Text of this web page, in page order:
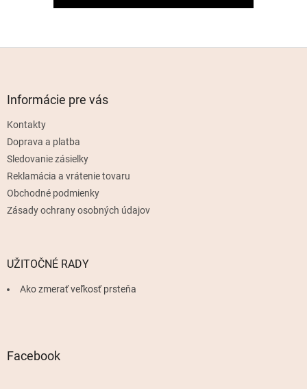
Informácie pre vás
Kontakty
Doprava a platba
Sledovanie zásielky
Reklamácia a vrátenie tovaru
Obchodné podmienky
Zásady ochrany osobných údajov
UŽITOČNÉ RADY
Ako zmerať veľkosť prsteňa
Facebook